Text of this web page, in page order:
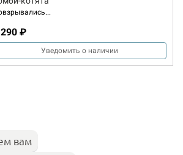
₽
Уведомить о наличии
вам